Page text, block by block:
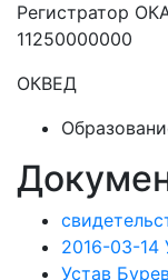
Регистратор
11250000000
ОКВЕД
2016-03-14
Устав